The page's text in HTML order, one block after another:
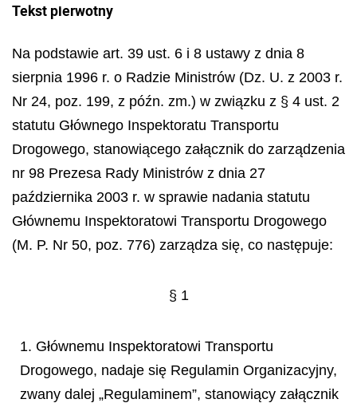
Tekst pierwotny
Na podstawie art. 39 ust. 6 i 8 ustawy z dnia 8
sierpnia 1996 r. o Radzie Ministrów (Dz. U. z 2003 r.
Nr 24, poz. 199, z późn. zm.) w związku z § 4 ust. 2
statutu Głównego Inspektoratu Transportu
Drogowego, stanowiącego załącznik do zarządzenia
nr 98 Prezesa Rady Ministrów z dnia 27
października 2003 r. w sprawie nadania statutu
Głównemu Inspektoratowi Transportu Drogowego
(M. P. Nr 50, poz. 776) zarządza się, co następuje:
§ 1
1. Głównemu Inspektoratowi Transportu
Drogowego, nadaje się Regulamin Organizacyjny,
zwany dalej „Regulaminem”, stanowiący załącznik